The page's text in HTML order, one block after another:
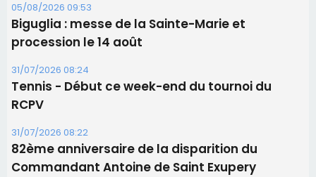
05/08/2026 09:53
Biguglia : messe de la Sainte-Marie et
procession le 14 août
31/07/2026 08:24
Tennis - Début ce week-end du tournoi du
RCPV
31/07/2026 08:22
82ème anniversaire de la disparition du
Commandant Antoine de Saint Exupery